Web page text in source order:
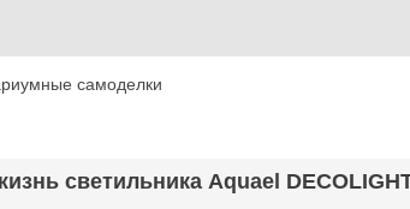
самоделки
светильника Aquael